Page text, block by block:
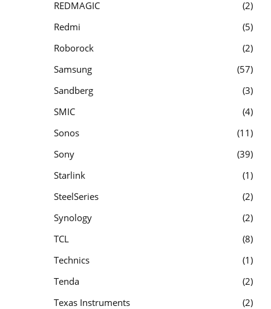
REDMAGIC
2
Redmi
5
Roborock
2
Samsung
57
Sandberg
3
SMIC
4
Sonos
11
Sony
39
Starlink
1
SteelSeries
2
Synology
2
TCL
8
Technics
1
Tenda
2
Texas Instruments
2